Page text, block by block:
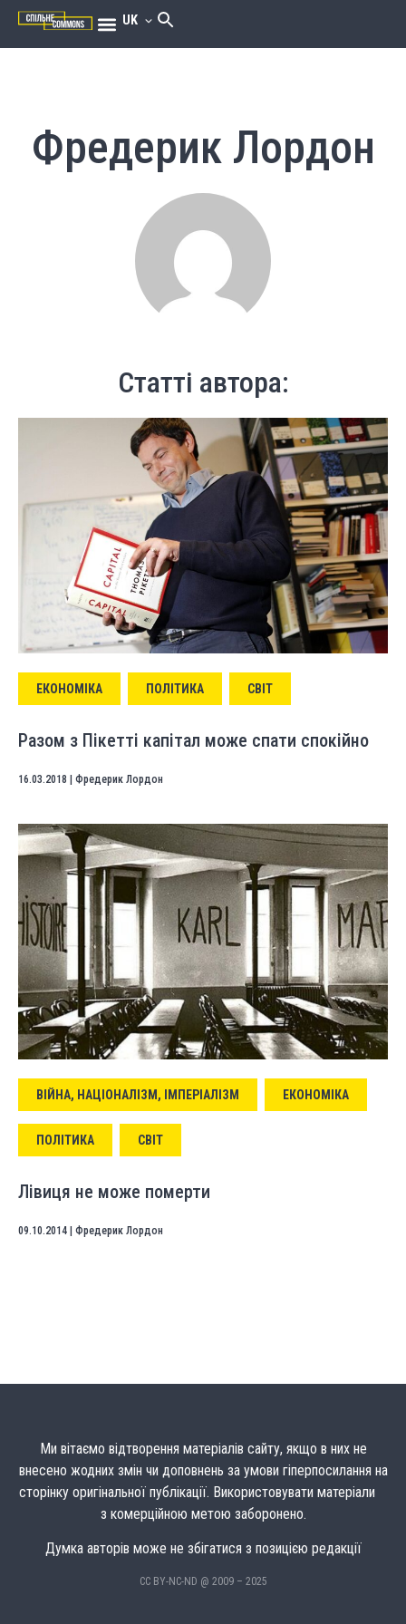
UK
Фредерик Лордон
Статті автора:
ЕКОНОМІКА ПОЛІТИКА СВІТ
Разом з Пікетті капітал може спати спокійно
16.03.2018 Фредерик Лордон
ВІЙНА, НАЦІОНАЛІЗМ, ІМПЕРІАЛІЗМ ЕКОНОМІКА
ПОЛІТИКА СВІТ
Лівиця не може померти
09.10.2014 Фредерик Лордон
Ми вітаємо відтворення матеріалів сайту, якщо в них не
внесено жодних змін чи доповнень за умови гіперпосилання на
сторінку оригінальної публікації. Використовувати матеріали
з комерційною метою заборонено.
Думка авторів може не збігатися з позицією редакції
CC BY-NC-ND @ 2009 – 2025